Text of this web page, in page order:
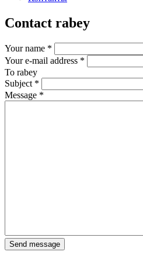
Contact rabey
Your name *
Your e-mail address *
To rabey
Subject *
Message *